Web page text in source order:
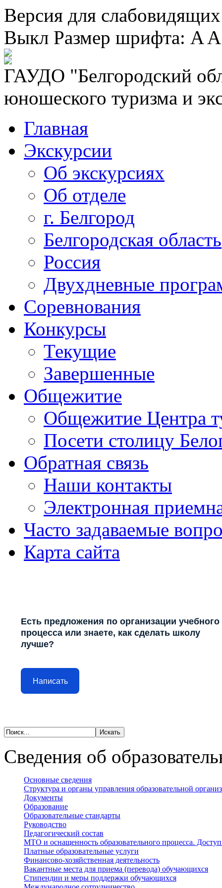
Версия для
Выкл Размер шрифта: A A
ГАУДО "Белгородский
юношеского туризма и
Главная
Экскурсии
Об экскурсиях
Об отделе
г. Белгород
Белгородская область
Россия
Двухдневные
Соревнования
Конкурсы
Текущие
Завершенные
Общежитие
Общежитие Центра
Посети столицу
Обратная связь
Наши контакты
Электронная
Часто задаваемые
Карта сайта
Есть предложения по организации учебного
процесса или знаете, как сделать школу
лучше?
Написать
Сведения об
Основные сведения
Структура и органы управления образовательной
Документы
Образование
Образовательные стандарты
Руководство
Педагогический состав
МТО и оснащенность образовательного процесса.
Платные образовательные услуги
Финансово-хозяйственная деятельность
Вакантные места для приема (перевода) обучающихся
Стипендии и меры поддержки обучающихся